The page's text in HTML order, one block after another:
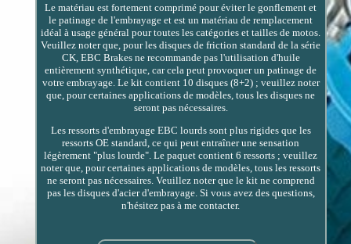
Le matériau est fortement comprimé pour éviter le gonflement et
le patinage de l'embrayage et est un matériau de remplacement
idéal à usage général pour toutes les catégories et tailles de motos.
Veuillez noter que, pour les disques de friction standard de la série
CK, EBC Brakes ne recommande pas l'utilisation d'huile
entièrement synthétique, car cela peut provoquer un patinage de
votre embrayage. Le kit contient 10 disques (8+2) ; veuillez noter
que, pour certaines applications de modèles, tous les disques ne
seront pas nécessaires.
Les ressorts d'embrayage EBC lourds sont plus rigides que les
ressorts OE standard, ce qui peut entraîner une sensation
légèrement "plus lourde". Le paquet contient 6 ressorts ; veuillez
noter que, pour certaines applications de modèles, tous les ressorts
ne seront pas nécessaires. Veuillez noter que le kit ne comprend
pas les disques d'acier d'embrayage. Si vous avez des questions,
n'hésitez pas à me contacter.